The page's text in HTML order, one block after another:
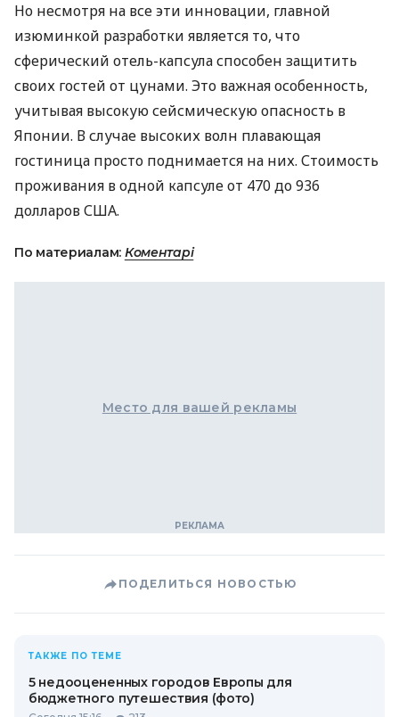
Но несмотря на все эти инновации, главной
изюминкой разработки является то, что
сферический отель-капсула способен защитить
своих гостей от цунами. Это важная особенность,
учитывая высокую сейсмическую опасность в
Японии. В случае высоких волн плавающая
гостиница просто поднимается на них. Стоимость
проживания в одной капсуле от 470 до 936
долларовСША.
По материалам: Коментарі
Место для вашей рекламы
ПОДЕЛИТЬСЯ НОВОСТЬЮ
ТАКЖЕ ПО ТЕМЕ
5 недооцененных городов Европы для
бюджетного путешествия (фото)